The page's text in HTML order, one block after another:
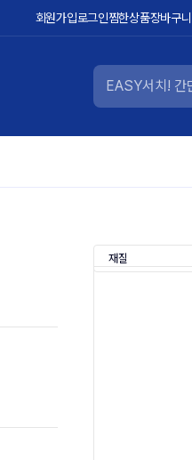
회원가입로그인찜한상품장바구니
재질